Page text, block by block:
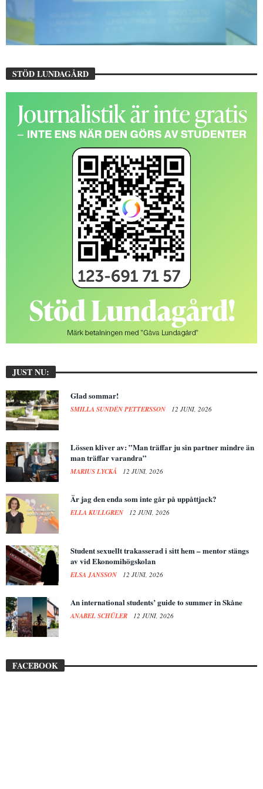
STÖD LUNDAGÅRD
JUST NU:
Glad sommar!
SMILLA SUNDÉN PETTERSSON 12 JUNI, 2026
Lössen kliver av: ”Man träffar ju sin partner mindre än
man träffar varandra”
MARIUS LYCKÅ 12 JUNI, 2026
Är jag den enda som inte går på uppåttjack?
ELLA KULLGREN 12 JUNI, 2026
Student sexuellt trakasserad i sitt hem – mentor stängs
av vid Ekonomihögskolan
ELSA JANSSON 12 JUNI, 2026
An international students’ guide to summer in Skåne
ANABEL SCHÜLER 12 JUNI, 2026
FACEBOOK